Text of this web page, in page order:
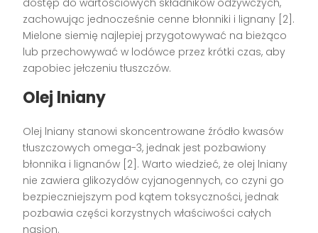
zachowując jednocześnie cenne błonniki i lignany [2].
Mielone siemię najlepiej przygotowywać na bieżąco
lub przechowywać w lodówce przez krótki czas, aby
zapobiec jełczeniu tłuszczów.
Olej lniany
Olej lniany stanowi skoncentrowane źródło kwasów
tłuszczowych omega-3, jednak jest pozbawiony
błonnika i lignanów [2]. Warto wiedzieć, że olej lniany
nie zawiera glikozydów cyjanogennych, co czyni go
bezpieczniejszym pod kątem toksyczności, jednak
pozbawia części korzystnych właściwości całych
nasion.